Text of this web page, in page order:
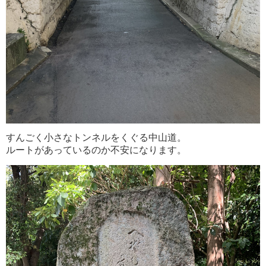
すんごく小さなトンネルをくぐる中山道。
ルートがあっているのか不安になります。